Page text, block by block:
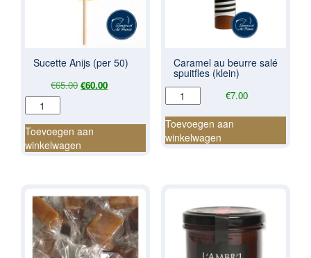
Sucette Anijs (per 50)
€65.00Oorspronkelijke
€65.00.
€60.00Huidige
€60.00.
Sucette
Anijs
(per
50)
Toevoegen aan
winkelwagen
Caramel au beurre salé
spuitfles (klein)
€7.00
Caramel
au
beurre
salé
spuitfles
Toevoegen aan
winkelwagen